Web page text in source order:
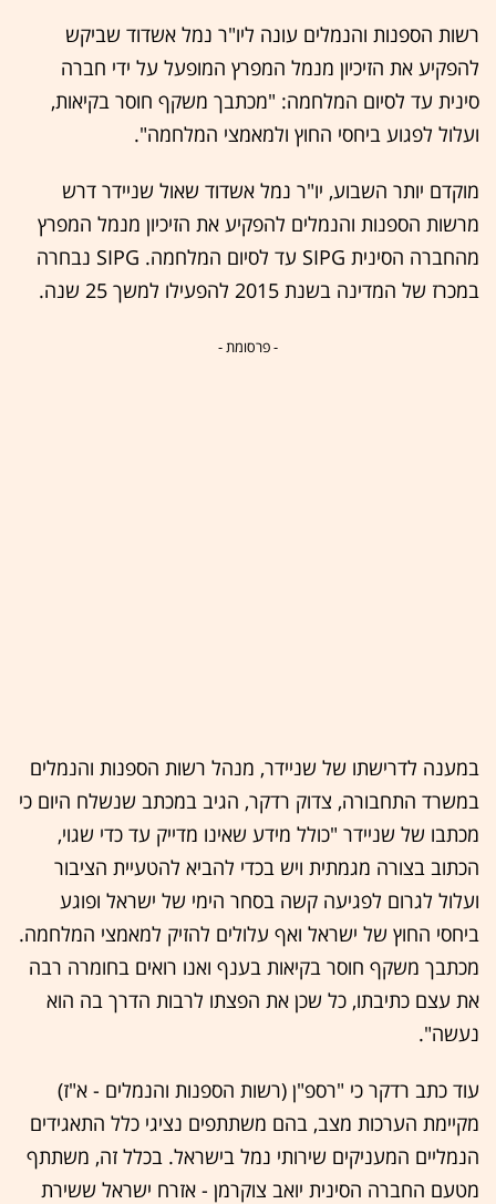
רשות הספנות והנמלים עונה ליו"ר נמל אשדוד שביקש
להפקיע את הזיכיון מנמל המפרץ המופעל על ידי חברה
סינית עד לסיום המלחמה: "מכתבך משקף חוסר בקיאות,
ועלול לפגוע ביחסי החוץ ולמאמצי המלחמה".
מוקדם יותר השבוע, יו"ר נמל אשדוד שאול שניידר דרש
מרשות הספנות והנמלים להפקיע את הזיכיון מנמל המפרץ
מהחברה הסינית SIPG עד לסיום המלחמה. SIPG נבחרה
במכרז של המדינה בשנת 2015 להפעילו למשך 25 שנה.
- פרסומת -
במענה לדרישתו של שניידר, מנהל רשות הספנות והנמלים
במשרד התחבורה, צדוק רדקר, הגיב במכתב שנשלח היום כי
מכתבו של שניידר "כולל מידע שאינו מדייק עד כדי שגוי,
הכתוב בצורה מגמתית ויש בכדי להביא להטעיית הציבור
ועלול לגרום לפגיעה קשה בסחר הימי של ישראל ופוגע
ביחסי החוץ של ישראל ואף עלולים להזיק למאמצי המלחמה.
מכתבך משקף חוסר בקיאות בענף ואנו רואים בחומרה רבה
את עצם כתיבתו, כל שכן את הפצתו לרבות הדרך בה הוא
נעשה".
עוד כתב רדקר כי "רספ"ן (רשות הספנות והנמלים - א"ז)
מקיימת הערכות מצב, בהם משתתפים נציגי כלל התאגידים
הנמליים המעניקים שירותי נמל בישראל. בכלל זה, משתתף
מטעם החברה הסינית יואב צוקרמן - אזרח ישראל ששירת